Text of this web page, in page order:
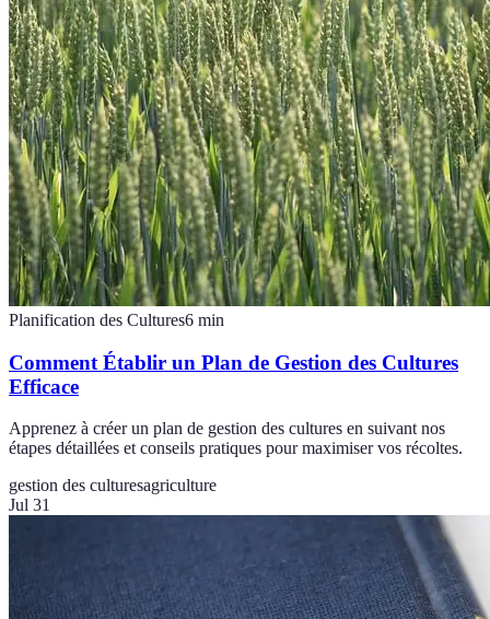
Planification des Cultures6 min
Comment Établir un Plan de Gestion des Cultures
Efficace
Apprenez à créer un plan de gestion des cultures en suivant nos
étapes détaillées et conseils pratiques pour maximiser vos récoltes.
gestion des culturesagriculture
Jul 31